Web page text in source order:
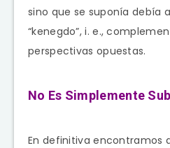
sino que se suponía debía
“kenegdo”, i. e.,
perspectivas opuestas.
No Es Simplemente
En definitiva encontramos